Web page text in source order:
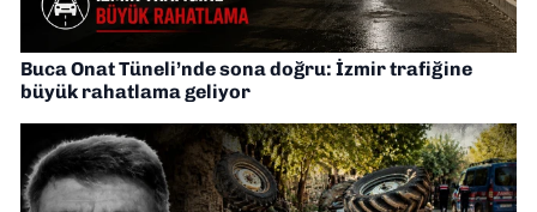
Buca Onat Tüneli’nde sona doğru: İzmir trafiğine
büyük rahatlama geliyor